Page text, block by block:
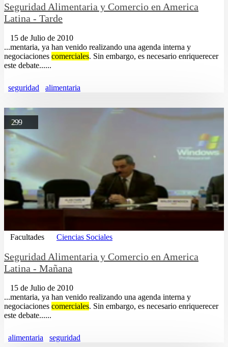
Seguridad Alimentaria y Comercio en America
Latina - Tarde
15 de Julio de 2010
...mentaria, ya han venido realizando una agenda interna y
negociaciones comerciales. Sin embargo, es necesario enriquerecer
este debate......
seguridad alimentaria
299
Facultades Ciencias Sociales
Seguridad Alimentaria y Comercio en America
Latina - Mañana
15 de Julio de 2010
...mentaria, ya han venido realizando una agenda interna y
negociaciones comerciales. Sin embargo, es necesario enriquerecer
este debate......
alimentaria seguridad